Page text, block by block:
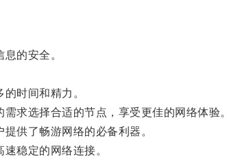
的安全。
时间和精力。
选择合适的节点，享受更佳的网络体验。
供了畅游网络的必备利器。
稳定的网络连接。